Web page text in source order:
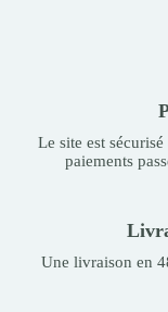
Le site est
paiements
Une livraison en